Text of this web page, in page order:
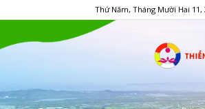
Thứ Năm, Tháng Mười Hai 11,